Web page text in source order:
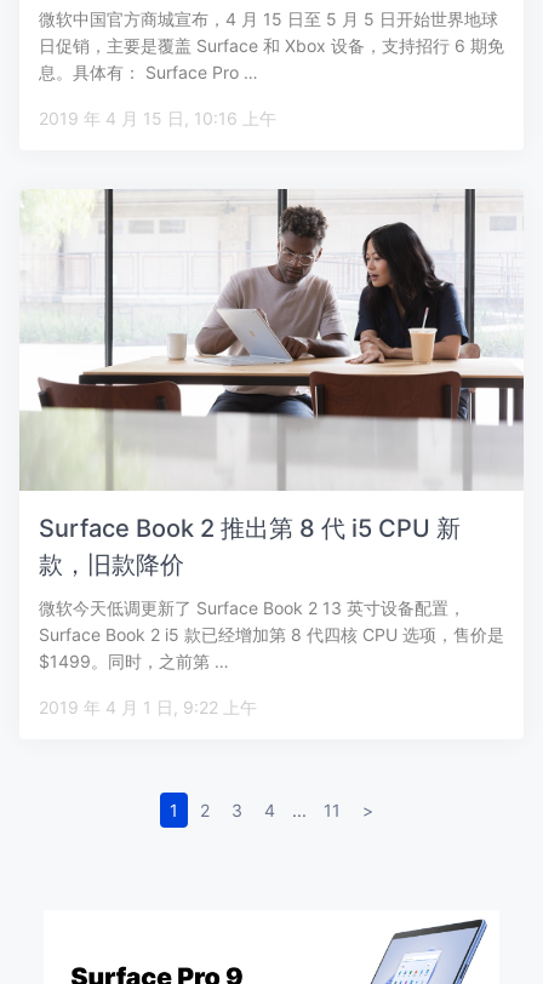
微软中国官方商城宣布，4 月 15 日至 5 月 5 日开始世界地球
日促销，主要是覆盖 Surface 和 Xbox 设备，支持招行 6 期免
息。具体有： Surface Pro …
2019 年 4 月 15 日, 10:16 上午
Surface Book 2 推出第 8 代 i5 CPU 新
款，旧款降价
微软今天低调更新了 Surface Book 2 13 英寸设备配置，
Surface Book 2 i5 款已经增加第 8 代四核 CPU 选项，售价是
$1499。同时，之前第 …
2019 年 4 月 1 日, 9:22 上午
1 2 3 4 ... 11 >